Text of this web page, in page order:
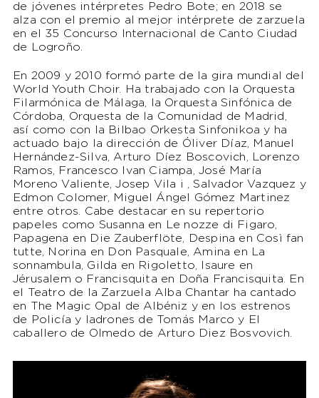
de jóvenes intérpretes Pedro Bote; en 2018 se
alza con el premio al mejor intérprete de zarzuela
en el 35 Concurso Internacional de Canto Ciudad
de Logroño.
En 2009 y 2010 formó parte de la gira mundial del
World Youth Choir. Ha trabajado con la Orquesta
Filarmónica de Málaga, la Orquesta Sinfónica de
Córdoba, Orquesta de la Comunidad de Madrid,
así como con la Bilbao Orkesta Sinfonikoa y ha
actuado bajo la dirección de Óliver Díaz, Manuel
Hernández-Silva, Arturo Díez Boscovich, Lorenzo
Ramos, Francesco Ivan Ciampa, José María
Moreno Valiente, Josep Vila i , Salvador Vazquez y
Edmon Colomer, Miguel Ángel Gómez Martinez
entre otros. Cabe destacar en su repertorio
papeles como Susanna en Le nozze di Figaro,
Papagena en Die Zauberflöte, Despina en Così fan
tutte, Norina en Don Pasquale, Amina en La
sonnambula, Gilda en Rigoletto, Isaure en
Jérusalem o Francisquita en Doña Francisquita. En
el Teatro de la Zarzuela Alba Chantar ha cantado
en The Magic Opal de Albéniz y en los estrenos
de Policía y ladrones de Tomás Marco y El
caballero de Olmedo de Arturo Diez Bosvovich.